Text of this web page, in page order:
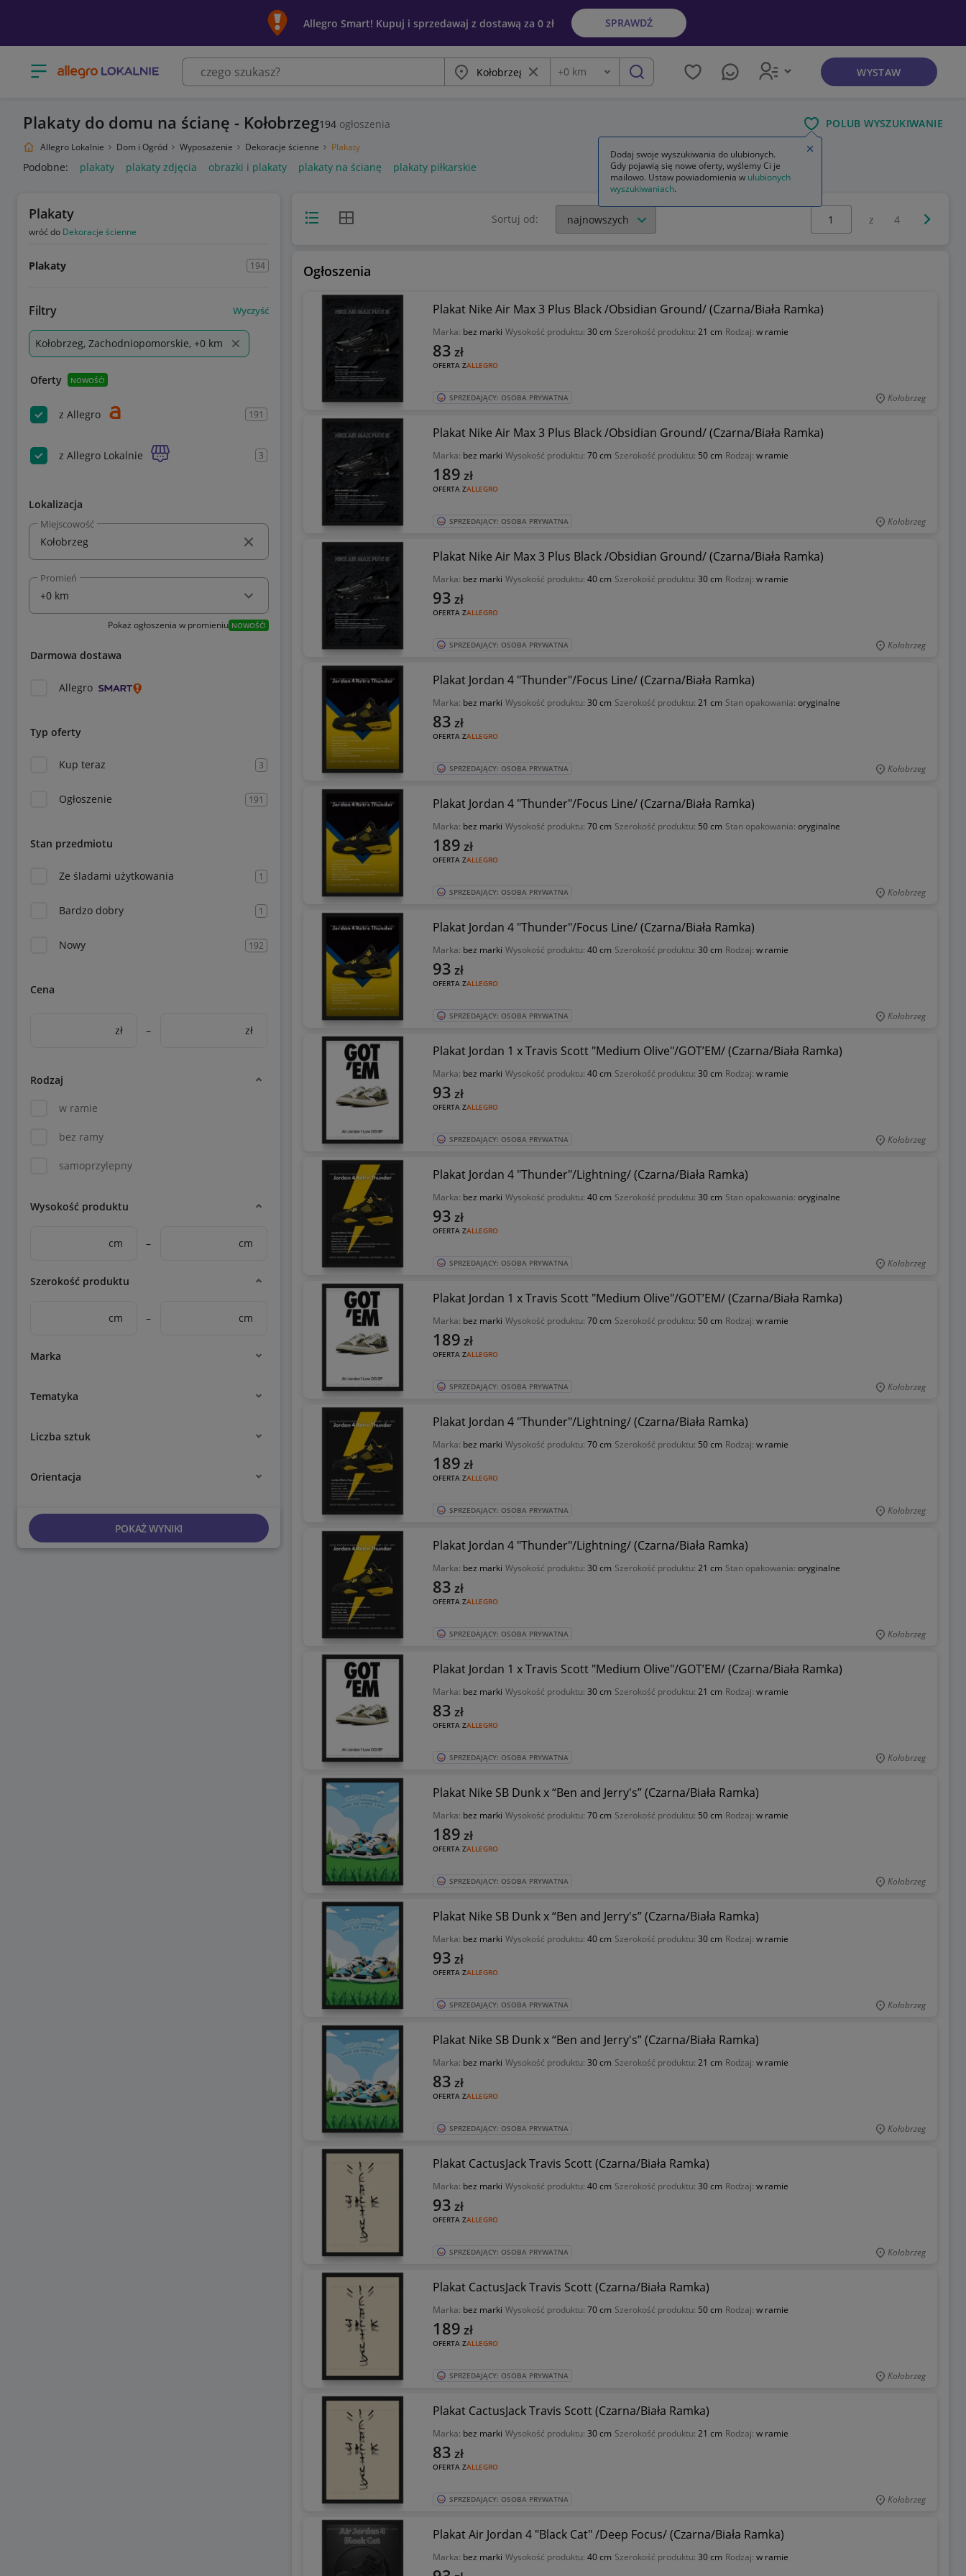
Allegro Smart! Kupuj i sprzedawaj z dostawą za 0 zł SPRAWDŹ
Otwórz menu z kategoriami Miasto Wyczyść frazę
Odległość
+0 km szukaj WYSTAW
Plakaty do domu na ścianę - Kołobrzeg194 ogłoszenia POLUB WYSZUKIWANIE
Allegro Lokalnie Dom i Ogród Wyposażenie Dekoracje ścienne Plakaty
Podobne: plakaty plakaty zdjęcia obrazki i plakaty plakaty na ścianę plakaty piłkarskie
Plakaty
wróć do Dekoracje ścienne
Plakaty 194
Filtry Wyczyść
Kołobrzeg, Zachodniopomorskie, +0 km
Oferty NOWOŚĆ!
z Allegro 191
z Allegro Lokalnie 3
Lokalizacja
Miejscowość
Promień
Pokaż ogłoszenia w promieniu NOWOŚĆ!
Darmowa dostawa
Allegro
Typ oferty
Kup teraz 3
Ogłoszenie 191
Stan przedmiotu
Ze śladami użytkowania 1
Bardzo dobry 1
Nowy 192
Cena
zł – zł
Rodzaj
w ramie
bez ramy
samoprzylepny
Wysokość produktu
cm – cm
Szerokość produktu
cm – cm
Marka
Tematyka
Liczba sztuk
Orientacja
POKAŻ WYNIKI
Widok listyWidok siatki Sortuj od:
Wybierz stronę:
z 4
Ogłoszenia
Plakat Nike Air Max 3 Plus Black /Obsidian Ground/ (Czarna/Biała Ramka)
Marka: bez marki Wysokość produktu: 30 cm Szerokość produktu: 21 cm Rodzaj: w ramie
OFERTA ZALLEGRO
83 zł
SPRZEDAJĄCY: OSOBA PRYWATNA Kołobrzeg
Plakat Nike Air Max 3 Plus Black /Obsidian Ground/ (Czarna/Biała Ramka)
Marka: bez marki Wysokość produktu: 70 cm Szerokość produktu: 50 cm Rodzaj: w ramie
OFERTA ZALLEGRO
189 zł
SPRZEDAJĄCY: OSOBA PRYWATNA Kołobrzeg
Plakat Nike Air Max 3 Plus Black /Obsidian Ground/ (Czarna/Biała Ramka)
Marka: bez marki Wysokość produktu: 40 cm Szerokość produktu: 30 cm Rodzaj: w ramie
OFERTA ZALLEGRO
93 zł
SPRZEDAJĄCY: OSOBA PRYWATNA Kołobrzeg
Plakat Jordan 4 "Thunder"/Focus Line/ (Czarna/Biała Ramka)
Marka: bez marki Wysokość produktu: 30 cm Szerokość produktu: 21 cm Stan opakowania: oryginalne
OFERTA ZALLEGRO
83 zł
SPRZEDAJĄCY: OSOBA PRYWATNA Kołobrzeg
Plakat Jordan 4 "Thunder"/Focus Line/ (Czarna/Biała Ramka)
Marka: bez marki Wysokość produktu: 70 cm Szerokość produktu: 50 cm Stan opakowania: oryginalne
OFERTA ZALLEGRO
189 zł
SPRZEDAJĄCY: OSOBA PRYWATNA Kołobrzeg
Plakat Jordan 4 "Thunder"/Focus Line/ (Czarna/Biała Ramka)
Marka: bez marki Wysokość produktu: 40 cm Szerokość produktu: 30 cm Rodzaj: w ramie
OFERTA ZALLEGRO
93 zł
SPRZEDAJĄCY: OSOBA PRYWATNA Kołobrzeg
Plakat Jordan 1 x Travis Scott "Medium Olive"/GOT’EM/ (Czarna/Biała Ramka)
Marka: bez marki Wysokość produktu: 40 cm Szerokość produktu: 30 cm Rodzaj: w ramie
OFERTA ZALLEGRO
93 zł
SPRZEDAJĄCY: OSOBA PRYWATNA Kołobrzeg
Plakat Jordan 4 "Thunder"/Lightning/ (Czarna/Biała Ramka)
Marka: bez marki Wysokość produktu: 40 cm Szerokość produktu: 30 cm Stan opakowania: oryginalne
OFERTA ZALLEGRO
93 zł
SPRZEDAJĄCY: OSOBA PRYWATNA Kołobrzeg
Plakat Jordan 1 x Travis Scott "Medium Olive"/GOT’EM/ (Czarna/Biała Ramka)
Marka: bez marki Wysokość produktu: 70 cm Szerokość produktu: 50 cm Rodzaj: w ramie
OFERTA ZALLEGRO
189 zł
SPRZEDAJĄCY: OSOBA PRYWATNA Kołobrzeg
Plakat Jordan 4 "Thunder"/Lightning/ (Czarna/Biała Ramka)
Marka: bez marki Wysokość produktu: 70 cm Szerokość produktu: 50 cm Rodzaj: w ramie
OFERTA ZALLEGRO
189 zł
SPRZEDAJĄCY: OSOBA PRYWATNA Kołobrzeg
Plakat Jordan 4 "Thunder"/Lightning/ (Czarna/Biała Ramka)
Marka: bez marki Wysokość produktu: 30 cm Szerokość produktu: 21 cm Stan opakowania: oryginalne
OFERTA ZALLEGRO
83 zł
SPRZEDAJĄCY: OSOBA PRYWATNA Kołobrzeg
Plakat Jordan 1 x Travis Scott "Medium Olive"/GOT’EM/ (Czarna/Biała Ramka)
Marka: bez marki Wysokość produktu: 30 cm Szerokość produktu: 21 cm Rodzaj: w ramie
OFERTA ZALLEGRO
83 zł
SPRZEDAJĄCY: OSOBA PRYWATNA Kołobrzeg
Plakat Nike SB Dunk x “Ben and Jerry's” (Czarna/Biała Ramka)
Marka: bez marki Wysokość produktu: 70 cm Szerokość produktu: 50 cm Rodzaj: w ramie
OFERTA ZALLEGRO
189 zł
SPRZEDAJĄCY: OSOBA PRYWATNA Kołobrzeg
Plakat Nike SB Dunk x “Ben and Jerry's” (Czarna/Biała Ramka)
Marka: bez marki Wysokość produktu: 40 cm Szerokość produktu: 30 cm Rodzaj: w ramie
OFERTA ZALLEGRO
93 zł
SPRZEDAJĄCY: OSOBA PRYWATNA Kołobrzeg
Plakat Nike SB Dunk x “Ben and Jerry's” (Czarna/Biała Ramka)
Marka: bez marki Wysokość produktu: 30 cm Szerokość produktu: 21 cm Rodzaj: w ramie
OFERTA ZALLEGRO
83 zł
SPRZEDAJĄCY: OSOBA PRYWATNA Kołobrzeg
Plakat CactusJack Travis Scott (Czarna/Biała Ramka)
Marka: bez marki Wysokość produktu: 40 cm Szerokość produktu: 30 cm Rodzaj: w ramie
OFERTA ZALLEGRO
93 zł
SPRZEDAJĄCY: OSOBA PRYWATNA Kołobrzeg
Plakat CactusJack Travis Scott (Czarna/Biała Ramka)
Marka: bez marki Wysokość produktu: 70 cm Szerokość produktu: 50 cm Rodzaj: w ramie
OFERTA ZALLEGRO
189 zł
SPRZEDAJĄCY: OSOBA PRYWATNA Kołobrzeg
Plakat CactusJack Travis Scott (Czarna/Biała Ramka)
Marka: bez marki Wysokość produktu: 30 cm Szerokość produktu: 21 cm Rodzaj: w ramie
OFERTA ZALLEGRO
83 zł
SPRZEDAJĄCY: OSOBA PRYWATNA Kołobrzeg
Plakat Air Jordan 4 "Black Cat" /Deep Focus/ (Czarna/Biała Ramka)
Marka: bez marki Wysokość produktu: 40 cm Szerokość produktu: 30 cm Rodzaj: w ramie
Dodaj swoje wyszukiwania do ulubionych.
Gdy pojawią się nowe oferty, wyślemy Ci je
mailowo. Ustaw powiadomienia w ulubionych
wyszukiwaniach.
Zamknij wskazówkę